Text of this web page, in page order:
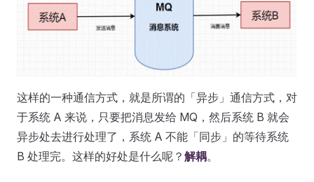
这样的一种通信方式，就是所谓的「异步」通信方式，对
于系统 A 来说，只要把消息发给 MQ，然后系统 B 就会
异步处去进行处理了，系统 A 不能「同步」的等待系统
B 处理完。这样的好处是什么呢？ 解耦。